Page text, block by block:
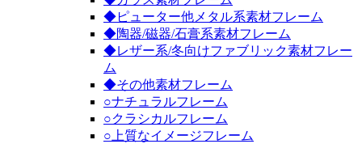
◆ピューター他メタル系素材フレーム
◆陶器/磁器/石膏系素材フレーム
◆レザー系/冬向けファブリック素材フレー
ム
◆その他素材フレーム
○ナチュラルフレーム
○クラシカルフレーム
○上質なイメージフレーム